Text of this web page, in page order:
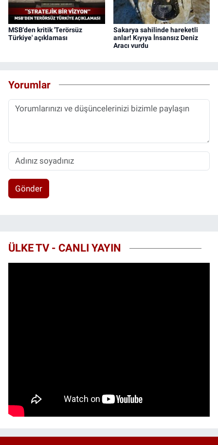
MSB'den kritik 'Terörsüz
Türkiye' açıklaması
Sakarya sahilinde hareketli
anlar! Kıyıya İnsansız Deniz
Aracı vurdu
Yorumlar
Gönder
ÜLKE TV - CANLI YAYIN